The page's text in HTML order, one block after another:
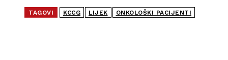
TAGOVI KCCG LIJEK ONKOLOŠKI PACIJENTI